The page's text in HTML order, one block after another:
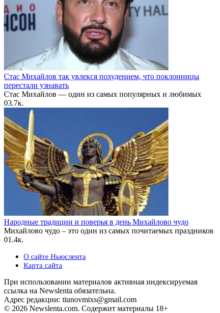
Стас Михайлов так увлекся похудением, что поклонницы
перестали узнавать
Стас Михайлов — один из самых популярных и любимых
03.7к.
Народные традиции и поверья в день Михайлово чудо
Михайлово чудо – это один из самых почитаемых праздников
01.4к.
О сайте Ньюслента
Карта сайта
При использовании материалов активная индексируемая
ссылка на Newslenta обязательна.
Адрес редакции: tiunovmixs@gmail.com
© 2026 Newslenta.com. Содержит материалы 18+